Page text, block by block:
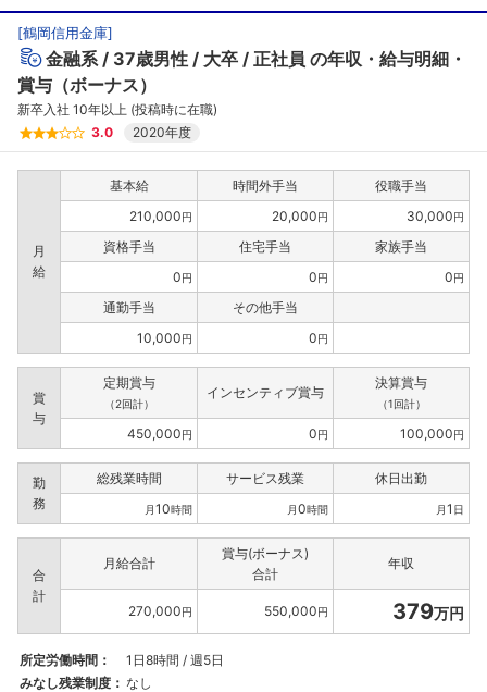
[鶴岡信用金庫]
金融系 37歳男性 大卒 正社員 の年収・給与明細・
賞与（ボーナス）
新卒入社 10年以上 (投稿時に在職)
3.0
2020年度
月
給
基本給 時間外手当
役職手当
210,000円 20,000円 30,000円
資格手当 住宅手当
家族手当
0円 0円 0円
通勤手当
その他手当
10,000円 0円
賞
与
定期賞与
（2回計）
インセンティブ賞与
決算賞与
（1回計）
450,000円 0円 100,000円
勤
務
総残業時間 サービス残業 休日出勤
月10時間 月0時間 月1 日
合
計
月給合計
賞与(ボーナス)
合計
年収
270,000円 550,000円 379万円
所定労働時間：
1日8時間 / 週5日
みなし残業制度： なし